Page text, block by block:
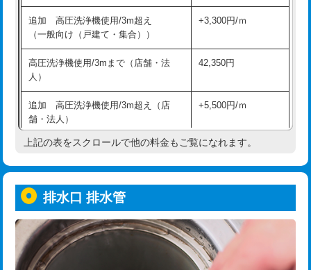
廃棄・処分 現場見積
※給水管工事は20mmまでの価格です。
給水管工事※（支持金具設置) 5,500円
給水管工事※（保温材使用（バンド止
め込み）)
5,500円
給水管工事※（土の掘削・埋め戻し作
業)
11,000円
給水管工事※（塩ビ管（VP・HI）使
用/3ｍまで)
用（追加）/3ｍ超え)
給水管工事※（ライニング鋼管・銅
管・ポリ管・HT管使用/3ｍまで)
44,000円
給水管工事※（ライニング鋼管・銅
+8,800円
追加 高圧洗浄機使用/3m超え
（一般向け（戸建て・集合））
+3,300円/ｍ
高圧洗浄機使用/3mまで（店舗・法
人）
42,350円
追加 高圧洗浄機使用/3m超え（店
舗・法人）
+5,500円/ｍ
高度高圧洗浄換 現地調査
トーラー機使用/3mまで
追加トーラー機使用/3m超え +3,300円
カメラ調査 33,000円
上記の表をスクロールで他の料金もご覧になれます。
排水口 排水管